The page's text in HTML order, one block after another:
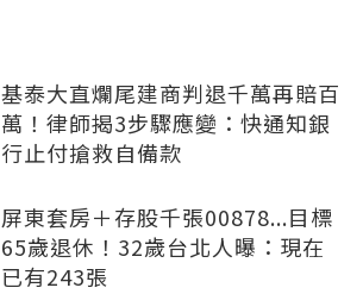
基泰大直爛尾建商判退千萬再賠百
萬！律師揭3步驟應變：快通知銀
行止付搶救自備款
屏東套房＋存股千張00878...目標
65歲退休！32歲台北人曝：現在
已有243張